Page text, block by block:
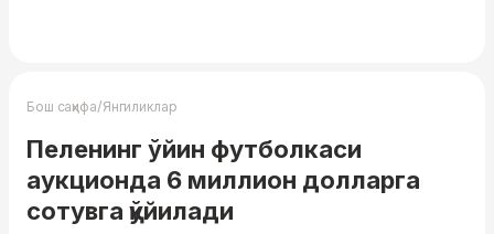
Бош саҳифа/Янгиликлар
Пеленинг ўйин футболкаси
аукционда 6 миллион долларга
сотувга қўйилади